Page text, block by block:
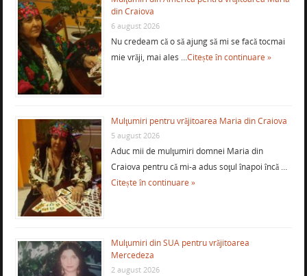
din Craiova
6 august 2026
Nu credeam că o să ajung să mi se facă tocmai
mie vrăji, mai ales …Citește în continuare »
Mulţumiri pentru vrăjitoarea Maria din Craiova
5 august 2026
Aduc mii de mulţumiri domnei Maria din
Craiova pentru că mi-a adus soţul înapoi încă …
Citește în continuare »
Mulţumiri din SUA pentru vrăjitoarea
Mercedeza
2 august 2026